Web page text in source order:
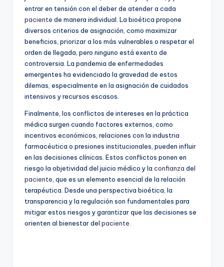
entrar en tensión con el deber de atender a cada
paciente de manera individual. La bioética propone
diversos criterios de asignación, como maximizar
beneficios, priorizar a los más vulnerables o respetar el
orden de llegada, pero ninguno está exento de
controversia. La pandemia de enfermedades
emergentes ha evidenciado la gravedad de estos
dilemas, especialmente en la asignación de cuidados
intensivos y recursos escasos.
Finalmente, los conflictos de intereses en la práctica
médica surgen cuando factores externos, como
incentivos económicos, relaciones con la industria
farmacéutica o presiones institucionales, pueden influir
en las decisiones clínicas. Estos conflictos ponen en
riesgo la objetividad del juicio médico y la confianza del
paciente , que es un elemento esencial de la relación
terapéutica. Desde una perspectiva bioética, la
transparencia y la regulación son fundamentales para
mitigar estos riesgos y garantizar que las decisiones se
orienten al bienestar del paciente